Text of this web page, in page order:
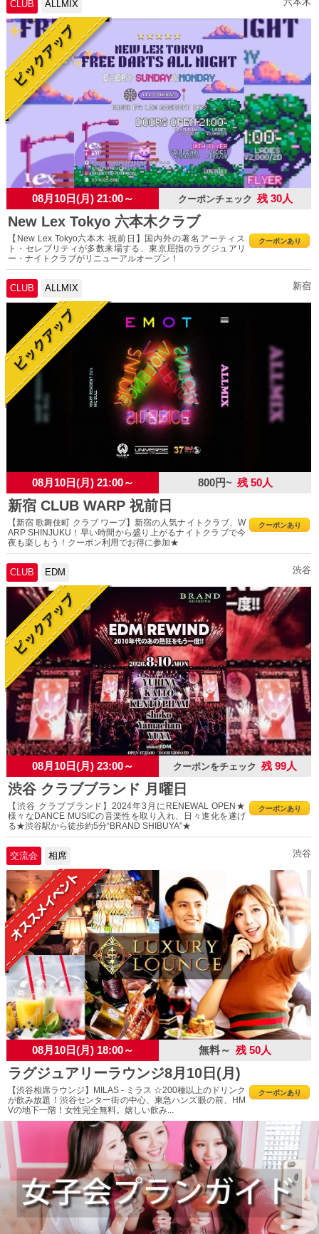
CLUB ALLMIX
08月10日(月) 21:00～ クーポンチェック 残 30人
New Lex Tokyo 六本木クラブ
クーポンあり
【New Lex Tokyo六本木 祝前日】国内外の著名アーティス
ト・セレブリティが多数来場する、東京屈指のラグジュアリ
ー・ナイトクラブがリニューアルオープン！
CLUB ALLMIX 新宿
08月10日(月) 21:00～ 800円~ 残 50人
新宿 CLUB WARP 祝前日
クーポンあり
【新宿 歌舞伎町 クラブ ワープ】新宿の人気ナイトクラブ、W
ARP SHINJUKU！早い時間から盛り上がるナイトクラブで今
夜も楽しもう！クーポン利用でお得に参加★
CLUB EDM 渋谷
08月10日(月) 23:00～ クーポンをチェック 残 99人
渋谷 クラブブランド 月曜日
クーポンあり
【渋谷 クラブブランド】2024年3月にRENEWAL OPEN★
様々なDANCE MUSICの音楽性を取り入れ、日々進化を遂げ
る★渋谷駅から徒歩約5分“BRAND SHIBUYA”★
交流会 相席 渋谷
08月10日(月) 18:00～ 無料～ 残 50人
ラグジュアリーラウンジ8月10日(月)
クーポンあり
【渋谷相席ラウンジ】MILAS - ミラス ☆200種以上のドリンク
が飲み放題！渋谷センター街の中心、東急ハンズ眼の前、HM
Vの地下一階！女性完全無料。嬉しい飲み...